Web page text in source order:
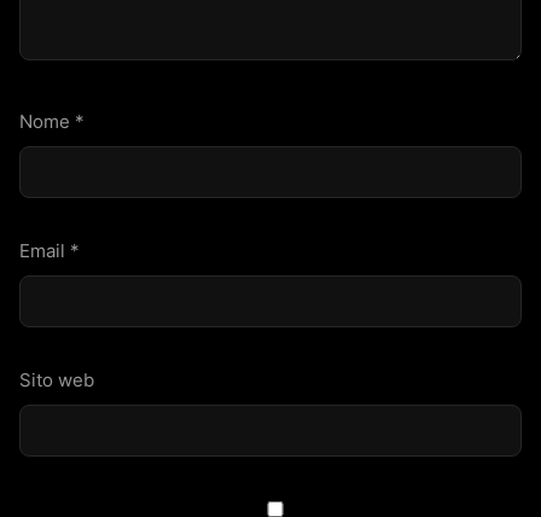
Nome *
Email *
Sito web